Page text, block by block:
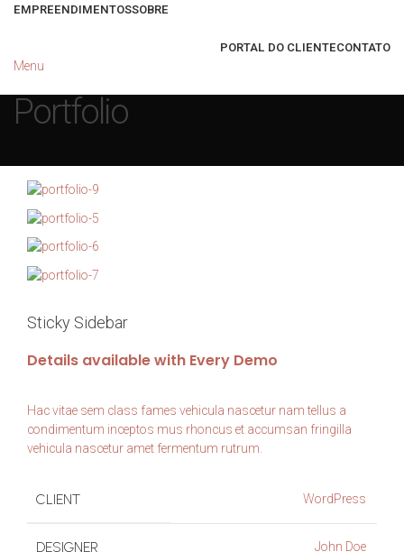
EMPREENDIMENTOSSOBRE
PORTAL DO CLIENTECONTATO
Menu
Portfolio
Sticky Sidebar
Details available with Every Demo
Hac vitae sem class fames vehicula nascetur nam tellus a
condimentum inceptos mus rhoncus et accumsan fringilla
vehicula nascetur amet fermentum rutrum.
CLIENT WordPress
DESIGNER John Doe